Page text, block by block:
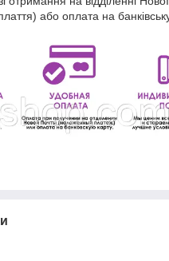
або оплата на